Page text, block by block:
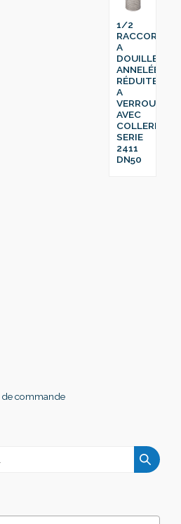
1/2
RACCORD
A
DOUILLE
ANNELÉE
RÉDUITE
A
VERROU
AVEC
COLLERETTE
SERIE
2411
DN50
de commande